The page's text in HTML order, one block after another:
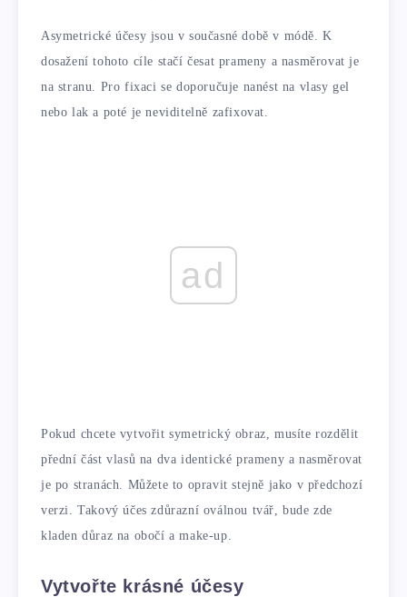
Asymetrické účesy jsou v současné době v módě. K
dosažení tohoto cíle stačí česat prameny a nasměrovat je
na stranu. Pro fixaci se doporučuje nanést na vlasy gel
nebo lak a poté je neviditelně zafixovat.
ad
Pokud chcete vytvořit symetrický obraz, musíte rozdělit
přední část vlasů na dva identické prameny a nasměrovat
je po stranách. Můžete to opravit stejně jako v předchozí
verzi. Takový účes zdůrazní oválnou tvář, bude zde
kladen důraz na obočí a make-up.
Vytvořte krásné účesy